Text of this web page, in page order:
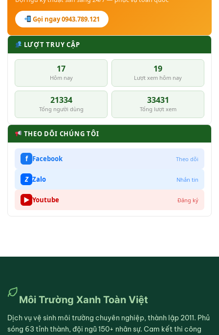
Gọi ngay 0943.789.121
LƯỢT TRUY CẬP
17
Hôm nay
19
Lượt xem hôm nay
21334
Tổng người dùng
33431
Tổng lượt xem
THEO DÕI CHÚNG TÔI
f Facebook Theo dõi
Z Zalo Nhắn tin
▶ Youtube Đăng ký
Môi Trường Xanh Toàn Việt
Dịch vụ vệ sinh môi trường chuyên nghiệp, thành lập 2011. Phủ
sóng 63 tỉnh thành, đội ngũ 150+ nhân sự. Cam kết thi công